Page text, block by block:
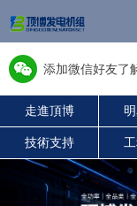
添加微信好友了
w13667715899
走進頂博
技術支持